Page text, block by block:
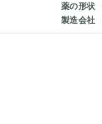
薬の形状
製造会社